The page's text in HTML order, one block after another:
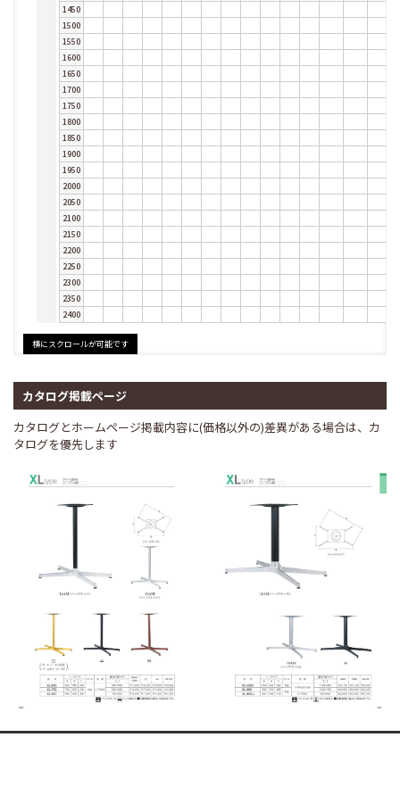
1450
1500
1550
1600
1650
1700
1750
1800
1850
1900
1950
2000
2050
2100
2150
2200
2250
2300
2350
2400
カタログ掲載ページ
カタログとホームページ掲載内容に(価格以外の)差異がある場合は、カ
タログを優先します